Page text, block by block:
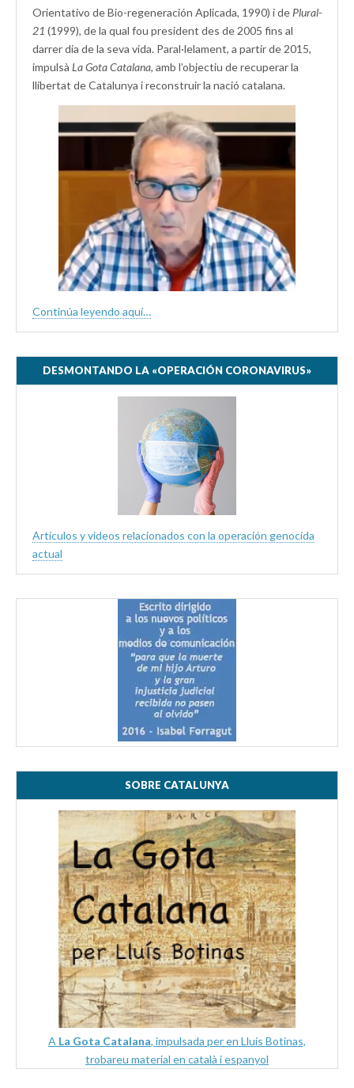
Orientativo de Bio-regeneración Aplicada, 1990) i de Plural-
21 (1999), de la qual fou president des de 2005 fins al
darrer dia de la seva vida. Paral·lelament, a partir de 2015,
impulsà La Gota Catalana, amb l’objectiu de recuperar la
llibertat de Catalunya i reconstruir la nació catalana.
Continúa leyendo aquí…
DESMONTANDO LA «OPERACIÓN CORONAVIRUS»
Artículos y videos relacionados con la operación genocida
actual
SOBRE CATALUNYA
A La Gota Catalana, impulsada per en Lluís Botinas,
trobareu material en català i espanyol